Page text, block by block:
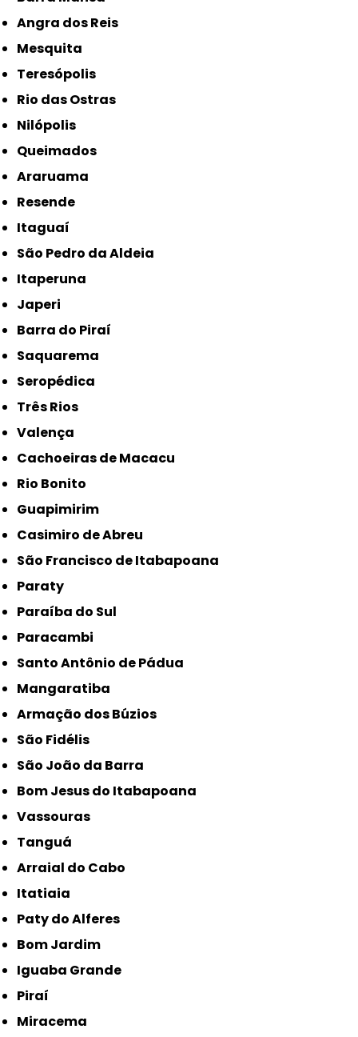
Angra dos Reis
Mesquita
Teresópolis
Rio das Ostras
Nilópolis
Queimados
Araruama
Resende
Itaguaí
São Pedro da Aldeia
Itaperuna
Japeri
Barra do Piraí
Saquarema
Seropédica
Três Rios
Valença
Cachoeiras de Macacu
Rio Bonito
Guapimirim
Casimiro de Abreu
São Francisco de Itabapoana
Paraty
Paraíba do Sul
Paracambi
Santo Antônio de Pádua
Mangaratiba
Armação dos Búzios
São Fidélis
São João da Barra
Bom Jesus do Itabapoana
Vassouras
Tanguá
Arraial do Cabo
Itatiaia
Paty do Alferes
Bom Jardim
Iguaba Grande
Piraí
Miracema